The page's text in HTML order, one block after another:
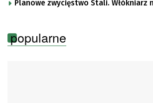
Planowe zwycięstwo Stali. Włókniarz
popularne